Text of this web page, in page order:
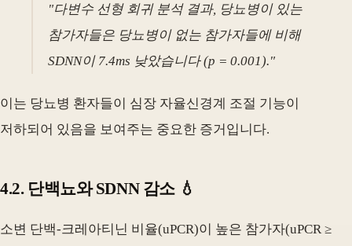
"다변수 선형 회귀 분석 결과, 당뇨병이 있는
참가자들은 당뇨병이 없는 참가자들에 비해
SDNN이 7.4ms 낮았습니다 (p = 0.001)."
이는 당뇨병 환자들이 심장 자율신경계 조절 기능이
저하되어 있음을 보여주는 중요한 증거입니다.
4.2. 단백뇨와 SDNN 감소 💧
소변 단백-크레아티닌 비율(uPCR)이 높은 참가자(uPCR ≥